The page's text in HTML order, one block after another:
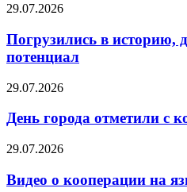
29.07.2026
Погрузились в историю,
потенциал
29.07.2026
День города отметили с
29.07.2026
Видео о кооперации на